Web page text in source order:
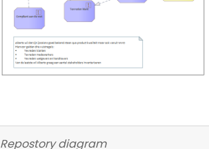
Repostory diagram